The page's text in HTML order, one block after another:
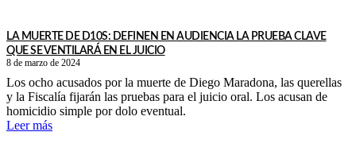
LA MUERTE DE D10S: DEFINEN EN AUDIENCIA LA PRUEBA CLAVE
QUE SE VENTILARÁ EN EL JUICIO
8 de marzo de 2024
Los ocho acusados por la muerte de Diego Maradona, las querellas
y la Fiscalía fijarán las pruebas para el juicio oral. Los acusan de
homicidio simple por dolo eventual.
Leer más